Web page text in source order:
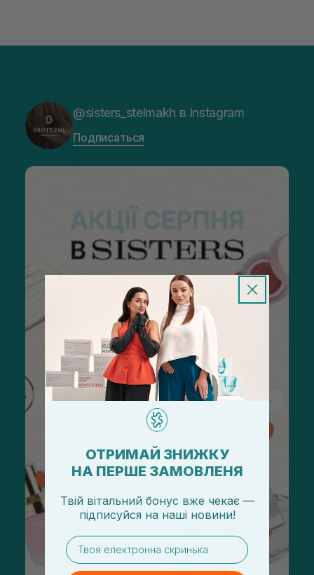
@sisters_stelmakh в Instagram
Подписаться
ОТРИМАЙ ЗНИЖКУ
НА ПЕРШЕ ЗАМОВЛЕНЯ
Твій вітальний бонус вже чекає —
підписуйся на наші новини!
email